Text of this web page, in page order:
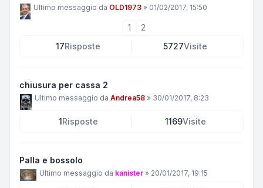
Ultimo messaggio da OLD1973 » 01/02/2017, 15:50
1
2
17Risposte 5727Visite
chiusura per cassa 2
Ultimo messaggio da Andrea58 » 30/01/2017, 8:23
1Risposte 1169Visite
Palla e bossolo
Ultimo messaggio da kanister » 20/01/2017, 19:15